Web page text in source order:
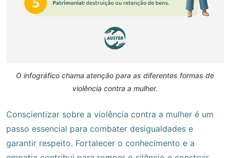
O infográfico chama atenção para as diferentes formas de
violência contra a mulher.
Conscientizar sobre a violência contra a mulher é um
passo essencial para combater desigualdades e
garantir respeito. Fortalecer o conhecimento e a